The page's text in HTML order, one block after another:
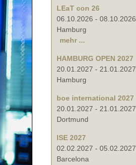
LEaT con 26
06.10.2026 - 08.10.2026
Hamburg
mehr ...
HAMBURG OPEN 2027
20.01.2027 - 21.01.2027
Hamburg
boe international 2027
20.01.2027 - 21.01.2027
Dortmund
ISE 2027
02.02.2027 - 05.02.2027
Barcelona